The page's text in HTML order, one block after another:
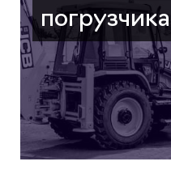
погрузчика